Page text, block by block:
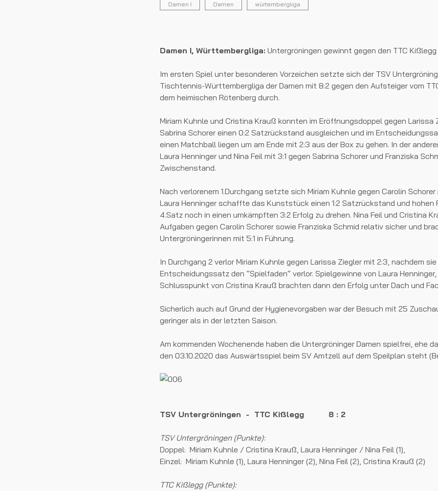
Damen I Damen würtembergliga
Damen I, Württembergliga: Untergröningen gewinnt gegen den TTC Kißlegg
Im ersten Spiel unter besonderen Vorzeichen setzte sich der TSV
Tischtennis-Württembergliga der Damen mit 8:2 gegen den Aufsteiger vom
dem heimischen Rötenberg durch.
Miriam Kuhnle und Cristina Krauß konnten im Eröffnungsdoppel gegen Larissa
Sabrina Schorer einen 0:2 Satzrückstand ausgleichen und im
einen Matchball liegen um am Ende mit 2:3 aus der Box zu gehen. In der
Laura Henninger und Nina Feil mit 3:1 gegen Sabrina Schorer und Franziska
Zwischenstand.
Nach verlorenem 1.Durchgang setzte sich Miriam Kuhnle gegen Carolin Schorer
Laura Henninger schaffte das Kunststück einen 1:2 Satzrückstand und hohen
4.Satz noch in einen umkämpften 3:2 Erfolg zu drehen. Nina Feil und Cristina
Aufgaben gegen Carolin Schorer sowie Franziska Schmid relativ sicher und
Untergröningerinnen mit 5:1 in Führung.
In Durchgang 2 verlor Miriam Kuhnle gegen Larissa Ziegler mit 2:3, nachdem sie
Entscheidungssatz den “Spielfaden“ verlor. Spielgewinne von Laura Henninger,
Schlusspunkt von Cristina Krauß brachten dann den Erfolg unter Dach und
Sicherlich auch auf Grund der Hygienevorgaben war der Besuch mit 25
geringer als in der letzten Saison.
Am kommenden Wochenende haben die Untergröninger Damen spielfrei, ehe
den 03.10.2020 das Auswärtsspiel beim SV Amtzell auf dem Speilplan steht
TSV Untergröningen - TTC Kißlegg 8 : 2
TSV Untergröningen (Punkte):
Doppel: Miriam Kuhnle / Cristina Krauß, Laura Henninger / Nina Feil (1),
Einzel: Miriam Kuhnle (1), Laura Henninger (2), Nina Feil (2), Cristina Krauß (2)
TTC Kißlegg (Punkte):